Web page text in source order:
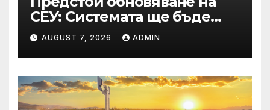
СЕУ: Системата ще бъде
временно недостъпна на 10
и 11 август 2026 г.
AUGUST 7, 2026 ADMIN